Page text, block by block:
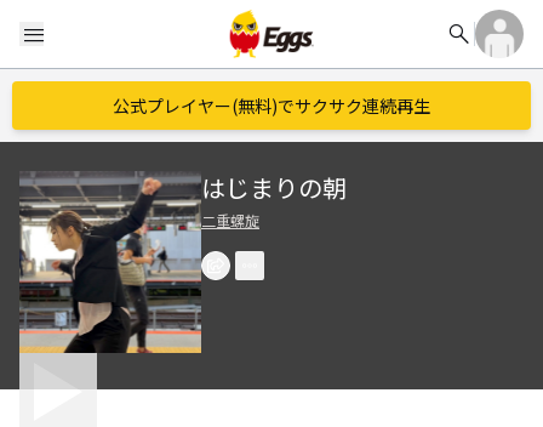
menu search
公式プレイヤー(無料)でサクサク連続再生
はじまりの朝
二重螺旋